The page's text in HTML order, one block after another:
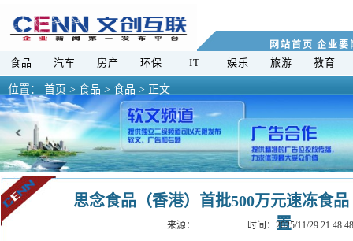
网站首页 企业要
食品 汽车 房产 环保 IT 娱乐 旅游 教育
位置： 首页 > 食品 > 食品 > 正文
思念食品（香港）首批500万元速冻食
置
来源： 时间：2025/11/29